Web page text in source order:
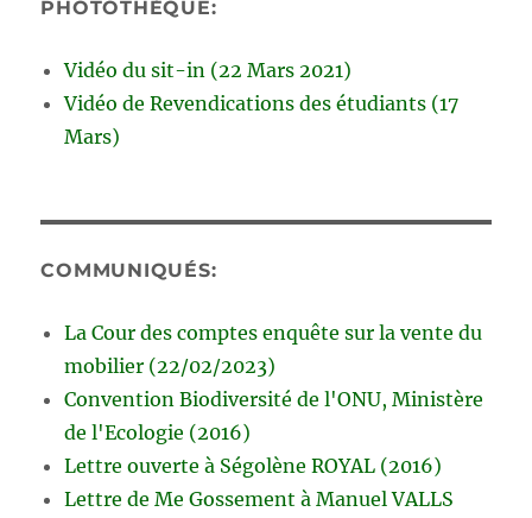
PHOTOTHÈQUE:
Vidéo du sit-in (22 Mars 2021)
Vidéo de Revendications des étudiants (17
Mars)
COMMUNIQUÉS:
La Cour des comptes enquête sur la vente du
mobilier (22/02/2023)
Convention Biodiversité de l'ONU, Ministère
de l'Ecologie (2016)
Lettre ouverte à Ségolène ROYAL (2016)
Lettre de Me Gossement à Manuel VALLS